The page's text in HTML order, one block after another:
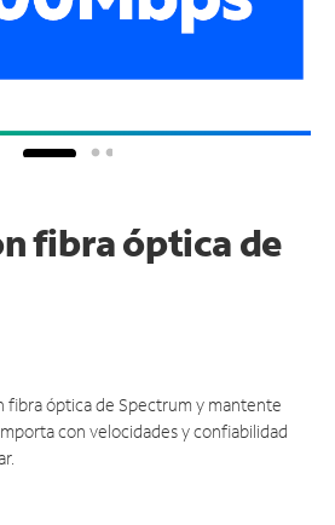
fibra óptica de
fibra óptica de Spectrum y mantente
con velocidades y confiabilidad